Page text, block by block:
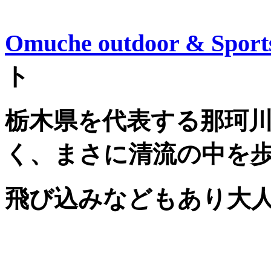
Omuche outdoor &
ト
栃木県を代表する那珂
く、まさに清流の中を
飛び込みなどもあり大